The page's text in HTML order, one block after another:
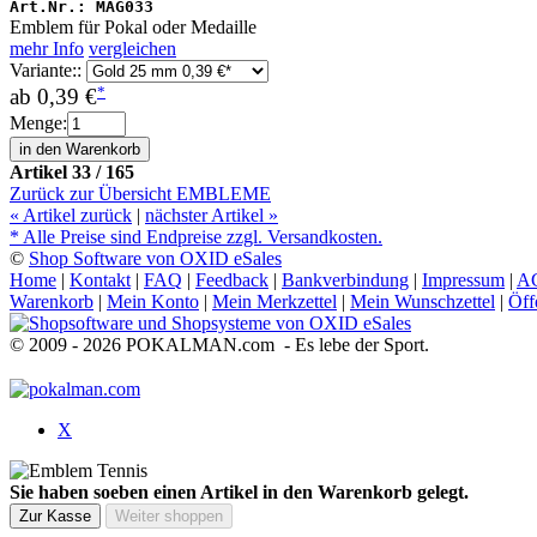
Art.Nr.: MAG033
Emblem für Pokal oder Medaille
mehr Info vergleichen
Variante::
ab 0,39 €*
Menge:
Artikel 33 / 165
Zurück zur Übersicht EMBLEME
« Artikel zurück | nächster Artikel »
* Alle Preise sind Endpreise zzgl. Versandkosten.
© Shop Software von OXID eSales
Home | Kontakt | FAQ | Feedback | Bankverbindung | Impressum |
Warenkorb | Mein Konto | Mein Merkzettel | Mein Wunschzettel |
© 2009 - 2026 POKALMAN.com - Es lebe der Sport.
X
Sie haben soeben einen Artikel in den Warenkorb gelegt.